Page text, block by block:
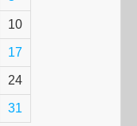
10
17
24
31